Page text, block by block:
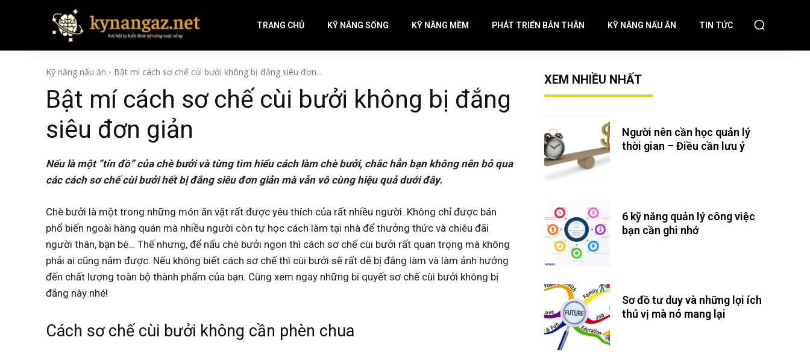
TRANG CHỦ KỸ NĂNG SỐNG KỸ NĂNG MỀM PHÁT TRIỂN BẢN THÂN KỸ NĂNG NẤU ĂN TIN TỨC
Kỹ năng nấu ăn Bật mí cách sơ chế cùi bưởi không bị đắng siêu đơn...
Bật mí cách sơ chế cùi bưởi không bị đắng
siêu đơn giản
Nếu là một “tín đồ” của chè bưởi và từng tìm hiểu cách làm chè bưởi, chắc hẳn bạn không nên bỏ qua
các cách sơ chế cùi bưởi hết bị đắng siêu đơn giản mà vẫn vô cùng hiệu quả dưới đây.
Chè bưởi là một trong những món ăn vặt rất được yêu thích của rất nhiều người. Không chỉ được bán
phổ biến ngoài hàng quán mà nhiều người còn tự học cách làm tại nhà để thưởng thức và chiêu đãi
người thân, bạn bè… Thế nhưng, để nấu chè bưởi ngon thì cách sơ chế cùi bưởi rất quan trọng mà không
phải ai cũng nắm được. Nếu không biết cách sơ chế thì cùi bưởi sẽ rất dễ bị đắng làm và làm ảnh hưởng
đến chất lượng toàn bộ thành phẩm của bạn. Cùng xem ngay những bí quyết sơ chế cùi bưởi không bị
đắng này nhé!
Cách sơ chế cùi bưởi không cần phèn chua
XEM NHIỀU NHẤT
Người nên cần học quản lý
thời gian – Điều cần lưu ý
6 kỹ năng quản lý công việc
bạn cần ghi nhớ
Sơ đồ tư duy và những lợi ích
thú vị mà nó mang lại